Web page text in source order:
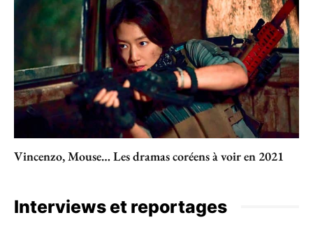
Vincenzo, Mouse… Les dramas coréens à voir en 2021
Interviews et reportages